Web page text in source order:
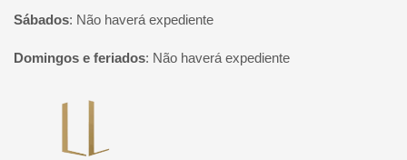
Sábados: Não haverá expediente
Domingos e feriados: Não haverá expediente